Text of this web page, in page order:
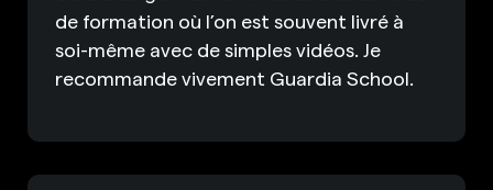
de formation où l’on est souvent livré à
soi-même avec de simples vidéos. Je
recommande vivement Guardia School.